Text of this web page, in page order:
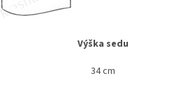
Výška sedu
34 cm